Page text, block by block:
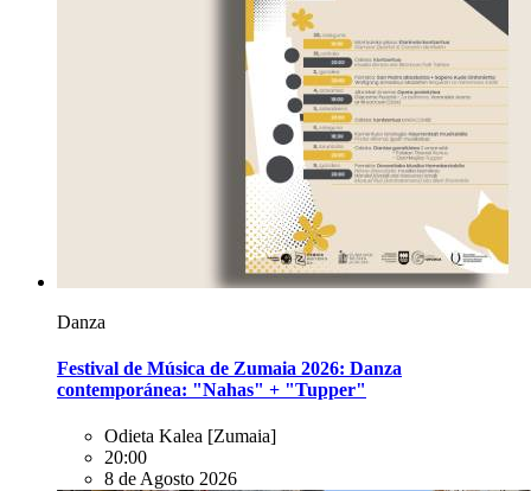
Danza
Festival de Música de Zumaia 2026: Danza
contemporánea: "Nahas" + "Tupper"
Odieta Kalea [Zumaia]
20:00
8 de Agosto 2026